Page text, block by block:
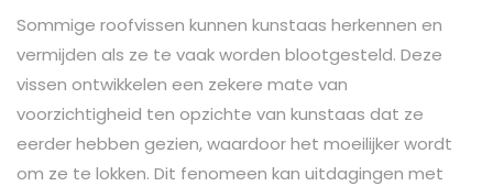
Sommige roofvissen kunnen kunstaas herkennen en
vermijden als ze te vaak worden blootgesteld. Deze
vissen ontwikkelen een zekere mate van
voorzichtigheid ten opzichte van kunstaas dat ze
eerder hebben gezien, waardoor het moeilijker wordt
om ze te lokken. Dit fenomeen kan uitdagingen met